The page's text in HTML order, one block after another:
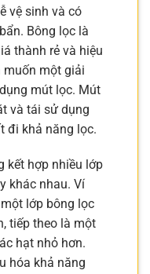
vệ sinh và có
Bông lọc là
thành rẻ và hiệu
muốn một giải
mút lọc. Mút
và tái sử dụng
đi khả năng lọc.
kết hợp nhiều lớp
khác nhau. Ví
lớp bông lọc
tiếp theo là một
hạt nhỏ hơn.
hóa khả năng